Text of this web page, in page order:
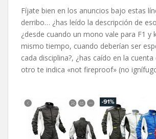
Fíjate bien en los anuncios bajo estas
derribo… ¿has leído la descripción de
¿desde cuando un mono vale para F1 y
mismo tiempo, cuando deberían ser
cada disciplina?, ¿has caído en la cuenta
otro te indica «not fireproof» (no